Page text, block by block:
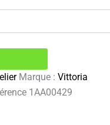
Marque : Vittoria
1AA00429